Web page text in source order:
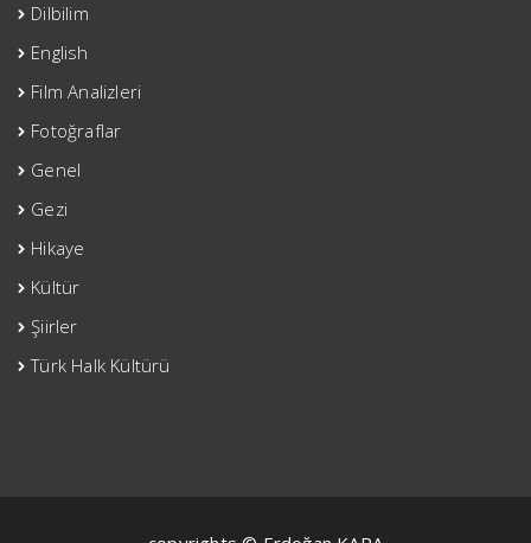
Dilbilim
English
Film Analizleri
Fotoğraflar
Genel
Gezi
Hikaye
Kültür
Şiirler
Türk Halk Kültürü